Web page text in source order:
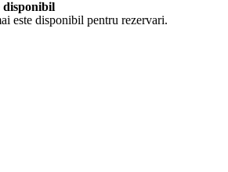
disponibil
este disponibil pentru rezervari.